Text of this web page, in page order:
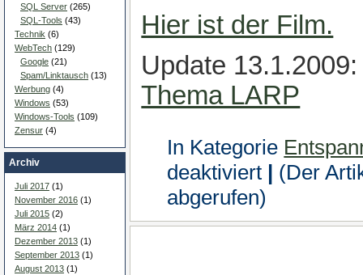
SQL Server (265)
SQL-Tools (43)
Technik (6)
WebTech (129)
Google (21)
Spam/Linktausch (13)
Werbung (4)
Windows (53)
Windows-Tools (109)
Zensur (4)
Archiv
Juli 2017 (1)
November 2016 (1)
Juli 2015 (2)
März 2014 (1)
Dezember 2013 (1)
September 2013 (1)
August 2013 (1)
Hier ist der Film.
Update
Thema LARP
In Kategorie
deaktiviert für
LARP
Was
ist
| (Der
abgerufen)